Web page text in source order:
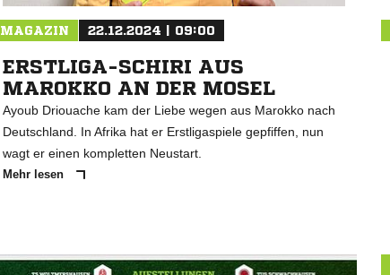
MAGAZIN 22.12.2024 | 09:00
ERSTLIGA-SCHIRI AUS
MAROKKO AN DER MOSEL
Ayoub Driouache kam der Liebe wegen aus Marokko nach
Deutschland. In Afrika hat er Erstligaspiele gepfiffen, nun
wagt er einen kompletten Neustart.
Mehr lesen